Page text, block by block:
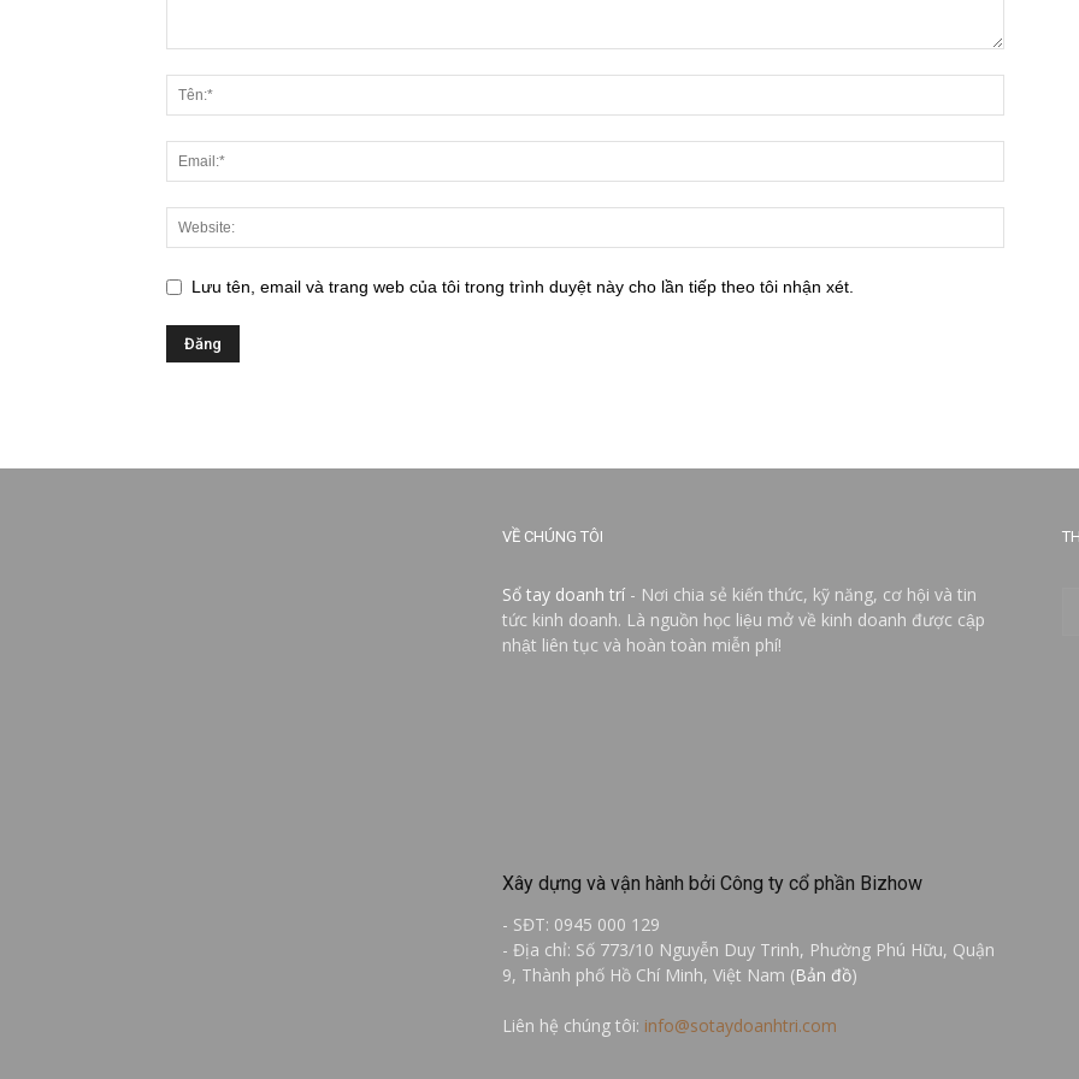
Lưu tên, email và trang web của tôi trong trình duyệt này cho lần tiếp theo tôi nhận xét.
VỀ CHÚNG TÔI
Sổ tay doanh trí - Nơi chia sẻ kiến thức, kỹ năng, cơ hội và tin
tức kinh doanh. Là nguồn học liệu mở về kinh doanh được cập
nhật liên tục và hoàn toàn miễn phí!
Xây dựng và vận hành bởi Công ty cổ phần Bizhow
- SĐT: 0945 000 129
- Địa chỉ: Số 773/10 Nguyễn Duy Trinh, Phường Phú Hữu, Quận
9, Thành phố Hồ Chí Minh, Việt Nam (Bản đồ)
Liên hệ chúng tôi: info@sotaydoanhtri.com